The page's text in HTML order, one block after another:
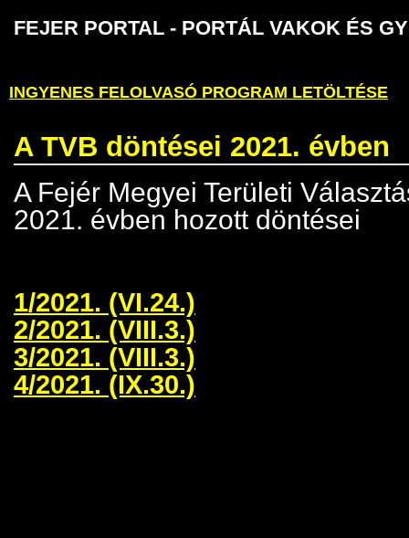
FEJER PORTAL - PORTÁL VAKOK ÉS
INGYENES FELOLVASÓ PROGRAM LETÖLTÉSE
A TVB döntései 2021. évben
A Fejér Megyei Területi
2021. évben hozott döntései
1/2021. (VI.24.)
2/2021. (VIII.3.)
3/2021. (VIII.3.)
4/2021. (IX.30.)